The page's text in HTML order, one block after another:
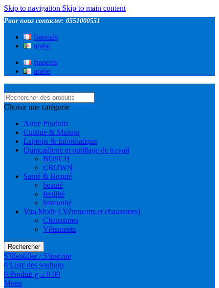
Skip to navigation Skip to main content
Pour nous contacter: 0551000551
francais
arabe
francais
arabe
Choisir une catégorie
Autre Produits
Cuisine & Maison
Laptops & informatique
Quincaillerie et outillage de travail
BOSCH
CROWN
Santé & Beauté
beauté
fertilité
immunité
Vita Mode ( Vêtements et chaussures)
Chaussures
Vêtements
Rechercher
S'identifier / S'inscrire
0 Liste des souhaits
0 Produit 0.00 د.ج
Menu